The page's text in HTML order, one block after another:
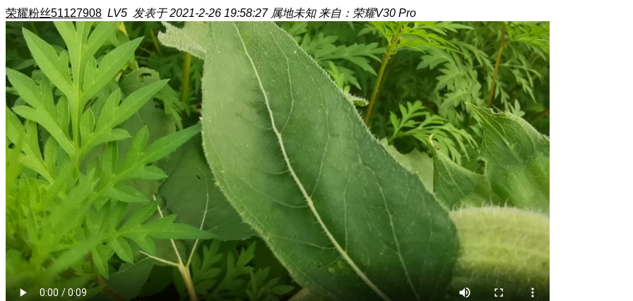
荣耀粉丝51127908 LV5 发表于 2021-2-26 19:58:27 属地未知 来自：荣耀V30 Pro